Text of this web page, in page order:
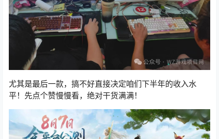
尤其是最后一款，搞不好直接决定咱们下半年的收入水
平！先点个赞慢慢看，绝对干货满满！